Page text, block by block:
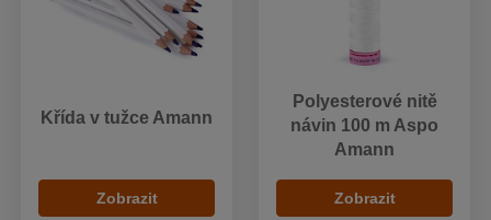
Křída v tužce Amann
Zobrazit
Polyesterové nitě
návin 100 m Aspo
Amann
Zobrazit